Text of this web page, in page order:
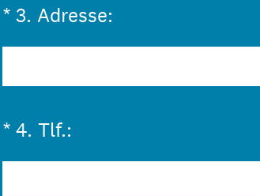
* 3. Adresse:
(påkrævet)
* 4. Tlf.:
(påkrævet)